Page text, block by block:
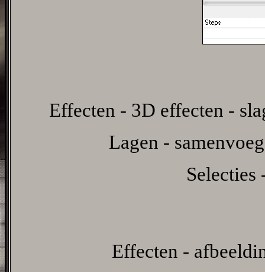
Effecten - 3D effecten -
Lagen -
Selecties
Effecten -